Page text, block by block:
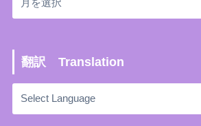
翻訳 Translation